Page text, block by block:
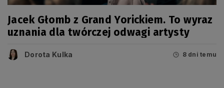
Jacek Głomb z Grand Yorickiem. To wyraz
uznania dla twórczej odwagi artysty
Dorota Kulka 8 dni temu